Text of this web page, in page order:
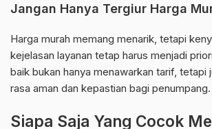
Jangan Hanya Tergiur Harga
Harga murah memang menarik, tetapi
kejelasan layanan tetap harus menjadi
baik bukan hanya menawarkan tarif, tetapi
rasa aman dan kepastian bagi penumpang.
Siapa Saja Yang Cocok